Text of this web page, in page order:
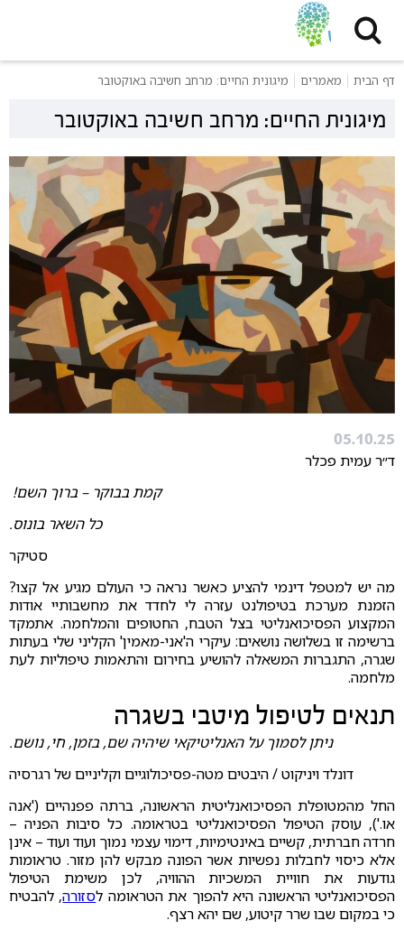
דף הבית מאמרים מיגונית החיים: מרחב חשיבה באוקטובר
מיגונית החיים: מרחב חשיבה באוקטובר
05.10.25
ד״ר עמית פכלר
קמת בבוקר – ברוך השם!
כל השאר בונוס.
סטיקר
מה יש למטפל דינמי להציע כאשר נראה כי העולם מגיע אל קצו?
הזמנת מערכת בטיפולנט עזרה לי לחדד את מחשבותיי אודות
המקצוע הפסיכואנליטי בצל הטבח, החטופים והמלחמה. אתמקד
ברשימה זו בשלושה נושאים: עיקרי ה'אני-מאמין' הקליני שלי בעתות
שגרה, התגברות המשאלה להושיע בחירום והתאמות טיפוליות לעת
מלחמה.
תנאים לטיפול מיטבי בשגרה
ניתן לסמוך על האנליטיקאי שיהיה שם, בזמן, חי, נושם.
דונלד ויניקוט / היבטים מטה-פסיכולוגיים וקליניים של רגרסיה
החל מהמטופלת הפסיכואנליטית הראשונה, ברתה פפנהיים ('אנה
או.'), עוסק הטיפול הפסיכואנליטי בטראומה. כל סיבות הפניה –
חרדה חברתית, קשיים באינטימיות, דימוי עצמי נמוך ועוד ועוד – אינן
אלא כיסוי לחבלות נפשיות אשר הפונה מבקש להן מזור. טראומות
גודעות את חוויית המשכיות ההוויה, לכן משימת הטיפול
הפסיכואנליטי הראשונה היא להפוך את הטראומה לסזורה, להבטיח
כי במקום שבו שרר קיטוע, שם יהא רצף.